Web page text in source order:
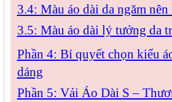
3.4: Màu áo dài da ngăm nên
3.5: Màu áo dài lý tưởng da
Phần 4: Bí quyết chọn kiểu
dáng
Phần 5: Vải Áo Dài S –